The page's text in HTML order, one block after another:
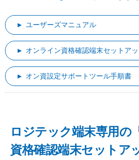
ロジテック端末専用の
資格確認端末セットア
ユーザーズマニュアル
オンライン資格確認端末セットア
オン資設定サポートツール手順書